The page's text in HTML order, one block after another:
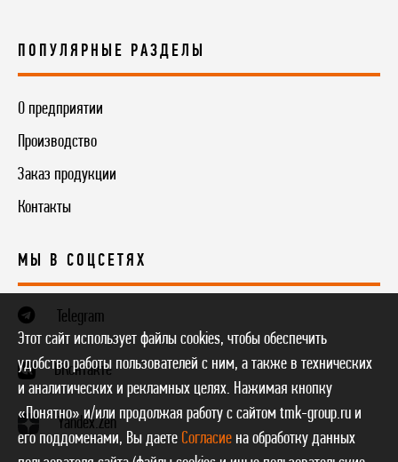
ПОПУЛЯРНЫЕ РАЗДЕЛЫ
О предприятии
Производство
Заказ продукции
Контакты
МЫ В СОЦСЕТЯХ
Telegram
ВКонтакте
Yandex.Zen
Этот сайт использует файлы cookies, чтобы обеспечить
удобство работы пользователей с ним, а также в технических
и аналитических и рекламных целях. Нажимая кнопку
«Понятно» и/или продолжая работу с сайтом tmk-group.ru и
его поддоменами, Вы даете Согласие на обработку данных